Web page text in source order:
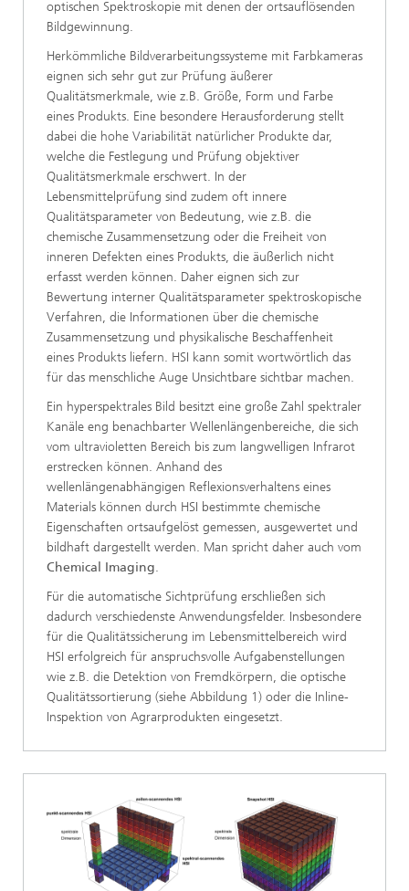
optischen Spektroskopie mit denen der ortsauflösenden
Bildgewinnung.
Herkömmliche Bildverarbeitungssysteme mit Farbkameras
eignen sich sehr gut zur Prüfung äußerer
Qualitätsmerkmale, wie z.B. Größe, Form und Farbe
eines Produkts. Eine besondere Herausforderung stellt
dabei die hohe Variabilität natürlicher Produkte dar,
welche die Festlegung und Prüfung objektiver
Qualitätsmerkmale erschwert. In der
Lebensmittelprüfung sind zudem oft innere
Qualitätsparameter von Bedeutung, wie z.B. die
chemische Zusammensetzung oder die Freiheit von
inneren Defekten eines Produkts, die äußerlich nicht
erfasst werden können. Daher eignen sich zur
Bewertung interner Qualitätsparameter spektroskopische
Verfahren, die Informationen über die chemische
Zusammensetzung und physikalische Beschaffenheit
eines Produkts liefern. HSI kann somit wortwörtlich das
für das menschliche Auge Unsichtbare sichtbar machen.
Ein hyperspektrales Bild besitzt eine große Zahl spektraler
Kanäle eng benachbarter Wellenlängenbereiche, die sich
vom ultravioletten Bereich bis zum langwelligen Infrarot
erstrecken können. Anhand des
wellenlängenabhängigen Reflexionsverhaltens eines
Materials können durch HSI bestimmte chemische
Eigenschaften ortsaufgelöst gemessen, ausgewertet und
bildhaft dargestellt werden. Man spricht daher auch vom
Chemical Imaging.
Für die automatische Sichtprüfung erschließen sich
dadurch verschiedenste Anwendungsfelder. Insbesondere
für die Qualitätssicherung im Lebensmittelbereich wird
HSI erfolgreich für anspruchsvolle Aufgabenstellungen
wie z.B. die Detektion von Fremdkörpern, die optische
Qualitätssortierung (siehe Abbildung 1) oder die Inline-
Inspektion von Agrarprodukten eingesetzt.